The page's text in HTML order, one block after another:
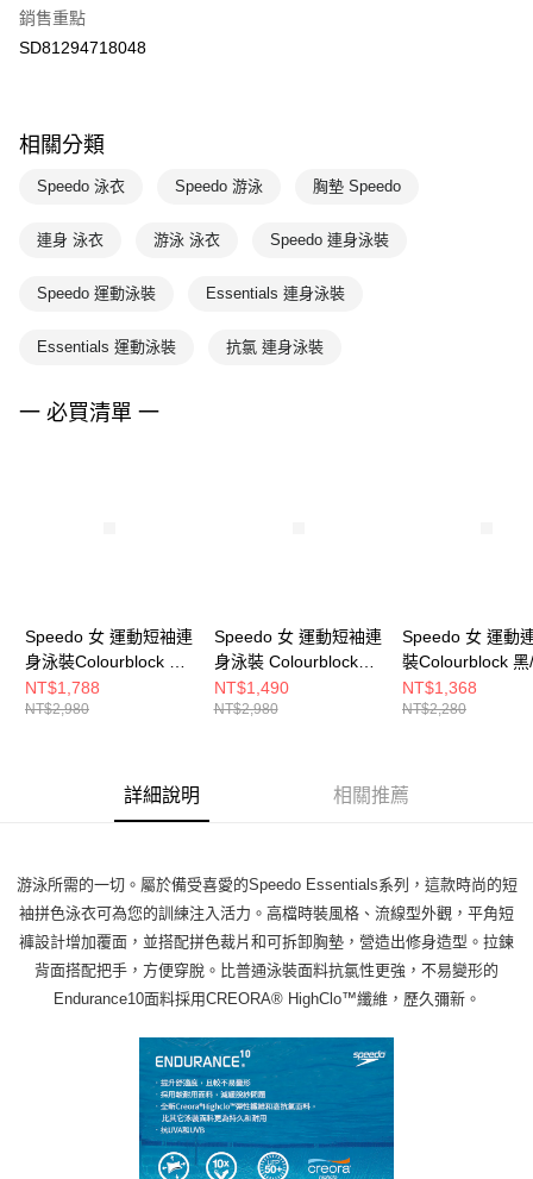
銷售重點
SD81294718048
相關分類
Speedo 泳衣 Speedo 游泳 胸墊 Speedo
連身 泳衣 游泳 泳衣 Speedo 連身泳裝
Speedo 運動泳裝 Essentials 連身泳裝
Essentials 運動泳裝 抗氯 連身泳裝
一 必買清單 一
Speedo 女 運動短袖連
身泳裝Colourblock 黑/
藍/紫
NT$1,788
NT$2,980
Speedo 女 運動短袖連
身泳裝 Colourblock
黑/粉紫/綠
NT$1,490
NT$2,980
Speedo 女 運動
裝Colourblock 黑
橘/藍
NT$1,368
NT$2,280
詳細說明 相關推薦
游泳所需的一切。屬於備受喜愛的Speedo Essentials系列，這款時尚的短
袖拼色泳衣可為您的訓練注入活力。高檔時裝風格、流線型外觀，平角短
褲設計增加覆面，並搭配拼色裁片和可拆卸胸墊，營造出修身造型。拉鍊
背面搭配把手，方便穿脫。比普通泳裝面料抗氯性更強，不易變形的
Endurance10面料採用CREORA® HighClo™纖維，歷久彌新。